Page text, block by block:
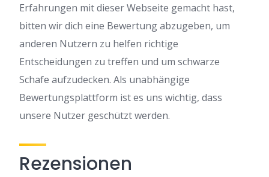
Erfahrungen mit dieser Webseite gemacht hast,
bitten wir dich eine Bewertung abzugeben, um
anderen Nutzern zu helfen richtige
Entscheidungen zu treffen und um schwarze
Schafe aufzudecken. Als unabhängige
Bewertungsplattform ist es uns wichtig, dass
unsere Nutzer geschützt werden.
Rezensionen